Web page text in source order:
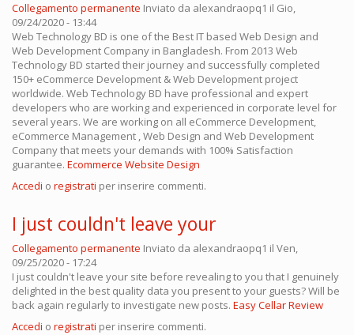
Collegamento permanente Inviato da alexandraopq1 il Gio,
09/24/2020 - 13:44
Web Technology BD is one of the Best IT based Web Design and
Web Development Company in Bangladesh. From 2013 Web
Technology BD started their journey and successfully completed
150+ eCommerce Development & Web Development project
worldwide. Web Technology BD have professional and expert
developers who are working and experienced in corporate level for
several years. We are working on all eCommerce Development,
eCommerce Management , Web Design and Web Development
Company that meets your demands with 100% Satisfaction
guarantee. Ecommerce Website Design
Accedi o registrati per inserire commenti.
I just couldn't leave your
Collegamento permanente Inviato da alexandraopq1 il Ven,
09/25/2020 - 17:24
I just couldn't leave your site before revealing to you that I genuinely
delighted in the best quality data you present to your guests? Will be
back again regularly to investigate new posts. Easy Cellar Review
Accedi o registrati per inserire commenti.